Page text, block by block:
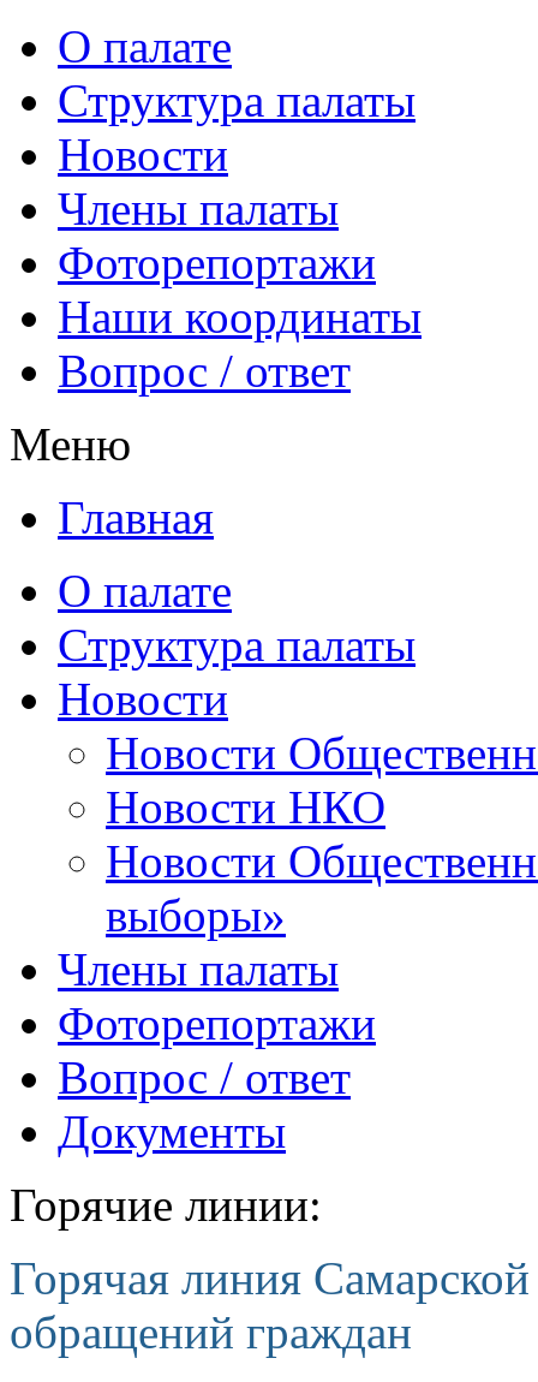
О палате
Структура палаты
Новости
Члены палаты
Фоторепортажи
Наши координаты
Вопрос / ответ
Меню
Главная
О палате
Структура палаты
Новости
Новости
Новости НКО
Новости
выборы»
Члены палаты
Фоторепортажи
Вопрос / ответ
Документы
Горячие линии:
Горячая линия
обращений граждан